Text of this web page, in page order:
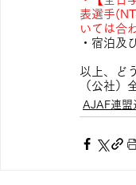
表選手
いては合
・宿泊及
以上、ど
（公社）
AJAF連盟